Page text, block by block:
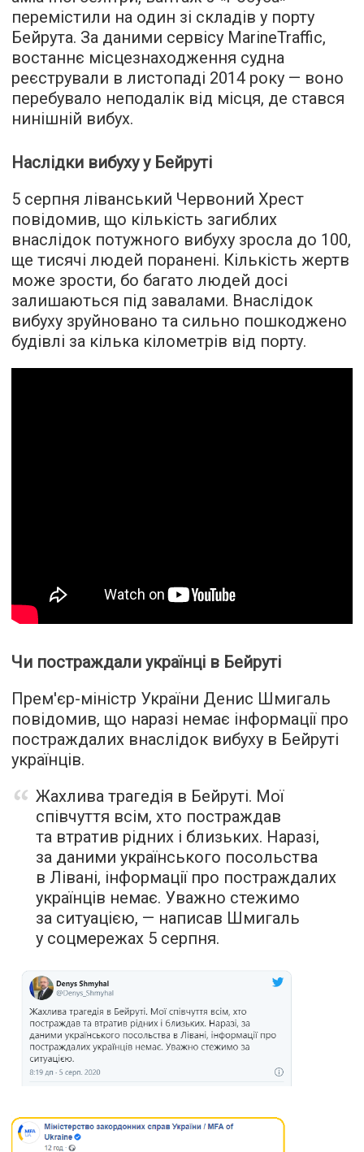
перемістили на один зі складів у порту
Бейрута. За даними сервісу MarineTraffic,
востаннє місцезнаходження судна
реєстрували в листопаді 2014 року — воно
перебувало неподалік від місця, де стався
нинішній вибух.
Наслідки вибуху у Бейруті
5 серпня ліванський Червоний Хрест
повідомив, що кількість загиблих
внаслідок потужного вибуху зросла до 100,
ще тисячі людей поранені. Кількість жертв
може зрости, бо багато людей досі
залишаються під завалами. Внаслідок
вибуху зруйновано та сильно пошкоджено
будівлі за кілька кілометрів від порту.
Чи постраждали українці в Бейруті
Прем'єр-міністр України Денис Шмигаль
повідомив, що наразі немає інформації про
постраждалих внаслідок вибуху в Бейруті
українців.
Жахлива трагедія в Бейруті. Мої
співчуття всім, хто постраждав
та втратив рідних і близьких. Наразі,
за даними українського посольства
в Лівані, інформації про постраждалих
українців немає. Уважно стежимо
за ситуацією, — написав Шмигаль
у соцмережах 5 серпня.